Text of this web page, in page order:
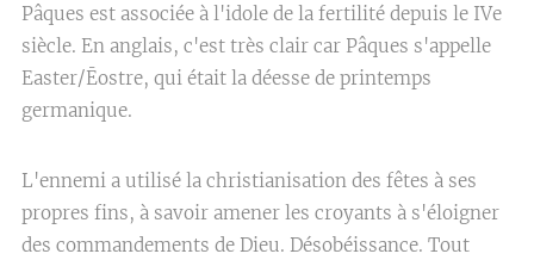
Pâques est associée à l'idole de la fertilité depuis le IVe
siècle. En anglais, c'est très clair car Pâques s'appelle
Easter/Ēostre, qui était la déesse de printemps
germanique.
L'ennemi a utilisé la christianisation des fêtes à ses
propres fins, à savoir amener les croyants à s'éloigner
des commandements de Dieu. Désobéissance. Tout